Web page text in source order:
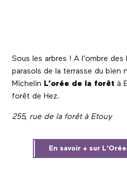
Sous les arbres ! A l’ombre
parasols de la terrasse du bien
Michelin L’orée de la forêt à
forêt de Hez.
255, rue de la forêt à Etouy
En savoir + sur